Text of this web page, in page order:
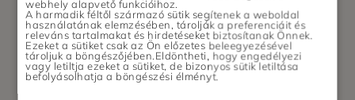
Találd meg nálunk a helyi és
hazai ökotermékeket minden
területen, legyen szó
élelmiszerről, kozmeti...
webhely alapvető funkcióihoz.
A harmadik féltől származó sütik segítenek a weboldal
használatának elemzésében, tárolják a preferenciáit és
releváns tartalmakat és hirdetéseket biztosítanak Önnek.
Ezeket a sütiket csak az Ön előzetes beleegyezésével
tároljuk a böngészőjében.Eldöntheti, hogy engedélyezi
vagy letiltja ezeket a sütiket, de bizonyos sütik letiltása
befolyásolhatja a böngészési élményt.